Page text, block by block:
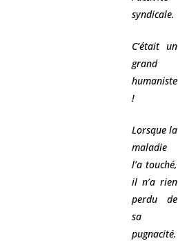
syndicale.
C’était un
grand
humaniste
!
Lorsque la
maladie
l’a touché,
il n’a rien
perdu de
sa
pugnacité.